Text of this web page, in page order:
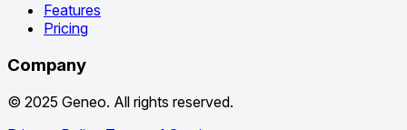
Features
Pricing
Company
© 2025 Geneo. All rights reserved.